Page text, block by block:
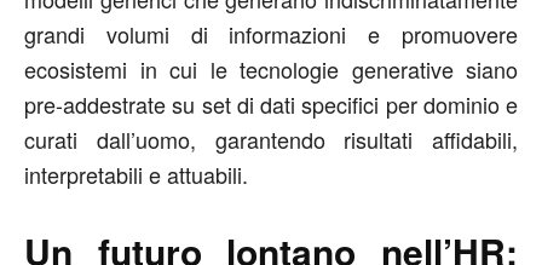
grandi volumi di informazioni e promuovere
ecosistemi in cui le tecnologie generative siano
pre-addestrate su set di dati specifici per dominio e
curati dall’uomo, garantendo risultati affidabili,
interpretabili e attuabili.
Un futuro lontano nell’HR: